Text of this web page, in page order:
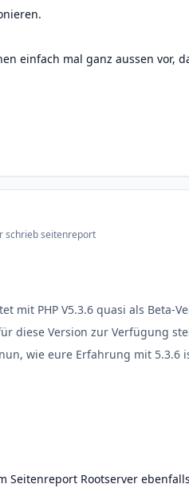
einfach mal ganz aussen vor,
schrieb seitenreport
mit PHP V5.3.6 quasi als Beta-
diese Version zur Verfügung
wie eure Erfahrung mit 5.3.6
Seitenreport Rootserver